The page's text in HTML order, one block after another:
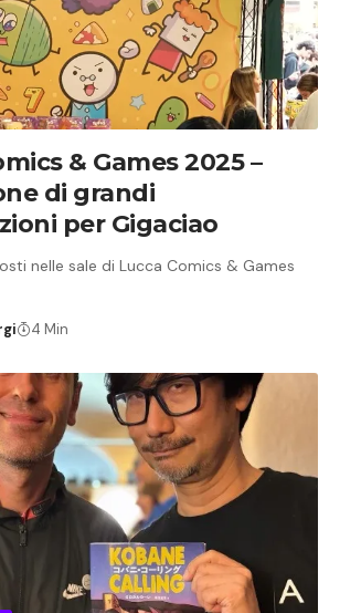
& Games 2025 –
di grandi
per Gigaciao
nelle sale di Lucca Comics & Games
4 Min